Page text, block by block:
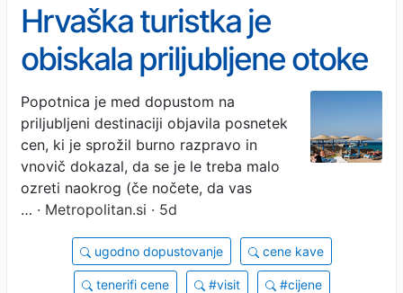
Hrvaška turistka je
obiskala priljubljene otoke
in ostala brez besed, ko je
videla, koliko stane kava in
vse pokazala: nekateri so
ob tem doživeli pravi šok
Popotnica je med dopustom na
priljubljeni destinaciji objavila posnetek
cen, ki je sprožil burno razpravo in
vnovič dokazal, da se je le treba malo
ozreti naokrog (če nočete, da vas
… · Metropolitan.si · 5d
ugodno dopustovanje cene kave
tenerifi cene #visit #cijene